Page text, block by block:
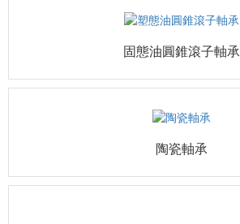
固態油圓錐滾子軸承
陶瓷軸承